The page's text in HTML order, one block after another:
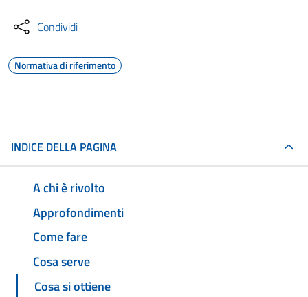
Condividi
Normativa di riferimento
INDICE DELLA PAGINA
A chi è rivolto
Approfondimenti
Come fare
Cosa serve
Cosa si ottiene